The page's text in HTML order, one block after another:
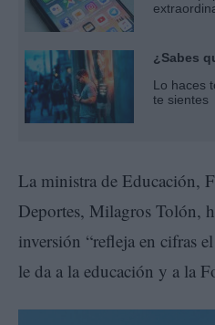
¿Sabes
Lo haces
te sientes
La ministra de Educación,
Deportes, Milagros Tolón,
inversión “refleja en cifras
le da a la educación y a la